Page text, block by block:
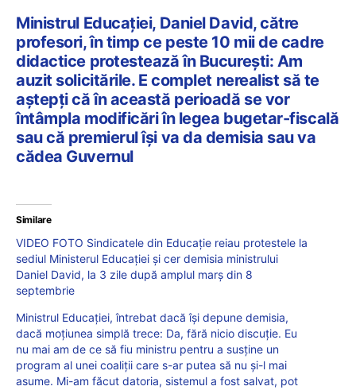
Ministrul Educației, Daniel David, către
profesori, în timp ce peste 10 mii de cadre
didactice protestează în București: Am
auzit solicitările. E complet nerealist să te
aștepți că în această perioadă se vor
întâmpla modificări în legea bugetar-fiscală
sau că premierul își va da demisia sau va
cădea Guvernul
Similare
VIDEO FOTO Sindicatele din Educație reiau protestele la
sediul Ministerul Educației și cer demisia ministrului
Daniel David, la 3 zile după amplul marș din 8
septembrie
Ministrul Educației, întrebat dacă își depune demisia,
dacă moțiunea simplă trece: Da, fără nicio discuție. Eu
nu mai am de ce să fiu ministru pentru a susține un
program al unei coaliții care s-ar putea să nu și-l mai
asume. Mi-am făcut datoria, sistemul a fost salvat, pot